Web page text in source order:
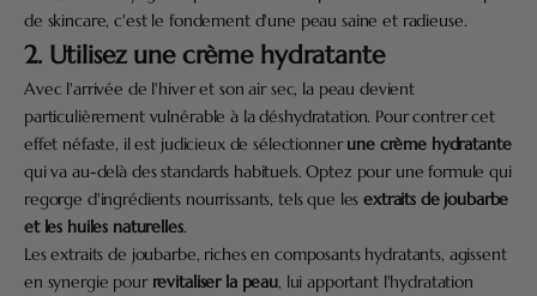
de skincare, c'est le fondement d'une peau saine et radieuse.
2. Utilisez une crème hydratante
Avec l'arrivée de l'hiver et son air sec, la peau devient
particulièrement vulnérable à la déshydratation. Pour contrer cet
effet néfaste, il est judicieux de sélectionnerune crème hydratante
qui va au-delà des standards habituels. Optez pour une formule qui
regorge d'ingrédients nourrissants, tels que lesextraits de joubarbe
et les huiles naturelles.
Les extraits de joubarbe, riches en composants hydratants, agissent
en synergie pourrevitaliser la peau, lui apportant l'hydratation